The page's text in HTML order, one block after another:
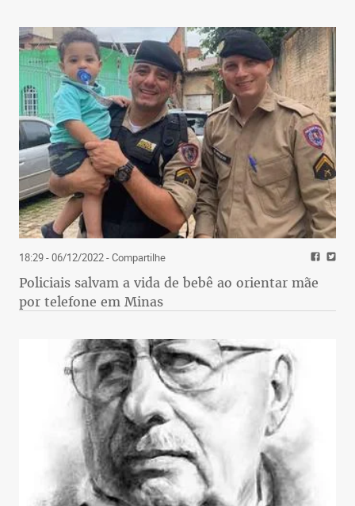
18:29 - 06/12/2022- Compartilhe
Policiais salvam a vida de bebê ao orientar mãe
por telefone em Minas